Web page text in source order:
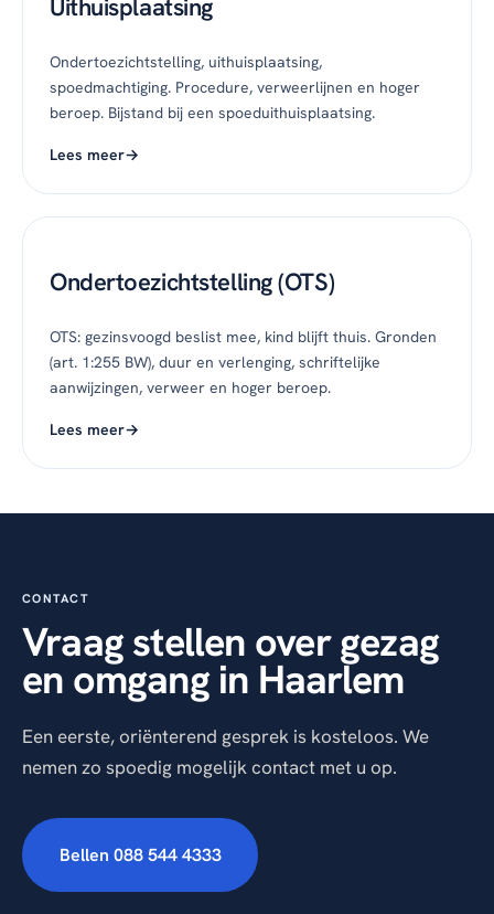
Uithuisplaatsing
Ondertoezichtstelling, uithuisplaatsing,
spoedmachtiging. Procedure, verweerlijnen en hoger
beroep. Bijstand bij een spoeduithuisplaatsing.
Lees meer
Ondertoezichtstelling (OTS)
OTS: gezinsvoogd beslist mee, kind blijft thuis. Gronden
(art. 1:255 BW), duur en verlenging, schriftelijke
aanwijzingen, verweer en hoger beroep.
Lees meer
CONTACT
Vraag stellen over gezag
en omgang in Haarlem
Een eerste, oriënterend gesprek is kosteloos. We
nemen zo spoedig mogelijk contact met u op.
Bellen 088 544 4333